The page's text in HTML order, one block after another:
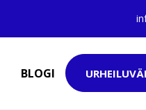
BLOGI